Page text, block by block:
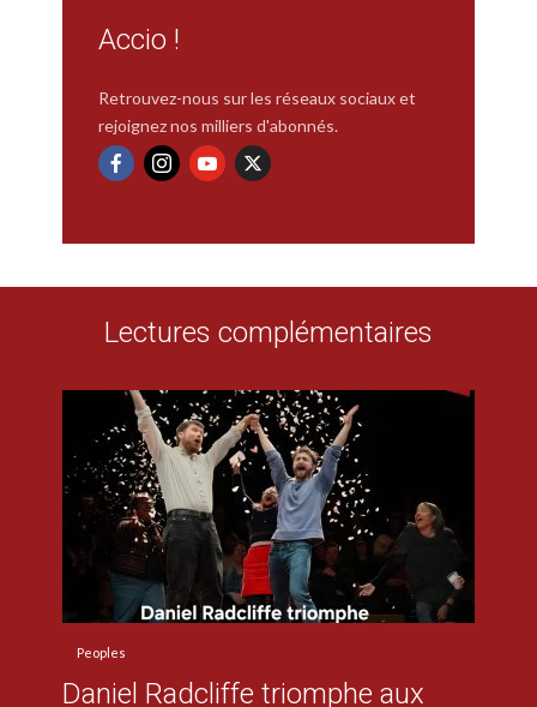
Accio !
Retrouvez-nous sur les réseaux sociaux et
rejoignez nos milliers d'abonnés.
Lectures complémentaires
Peoples
Daniel Radcliffe triomphe aux